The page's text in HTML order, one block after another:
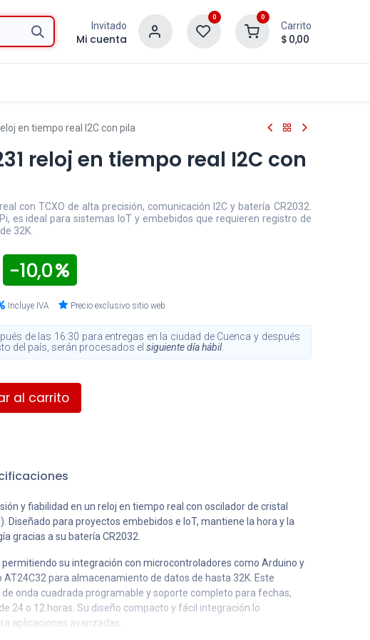
Invitado
Mi cuenta
0 0
Carrito
$ 0,00
en tiempo real I2C con pila
reloj en tiempo real I2C con
con TCXO de alta precisión, comunicación I2C y batería CR2032.
es ideal para sistemas IoT y embebidos que requieren registro de
32K.
- 10,0
Incluye IVA Precio exclusivo sitio web
de las 16:30 para entregas en la ciudad de Cuenca y después
del país, serán procesados elsiguiente día hábil.
al carrito
y fiabilidad en un reloj en tiempo real con oscilador de cristal
Diseñado para proyectos embebidos e IoT, mantiene la hora y la
gracias a su batería CR2032.
permitiendo su integración con microcontroladores como Arduino y
AT24C32 para almacenamiento de datos de hasta 32K. Este
onda cuadrada programable y soporte completo para fechas,
24 o 12 horas. Su diseño compacto y fácil integración lo
aplicaciones avanzadas.